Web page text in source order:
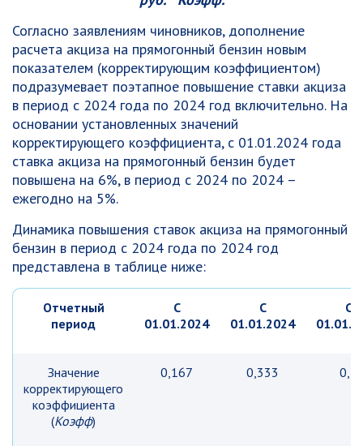
Согласно заявлениям чиновников, дополнение
расчета акциза на прямогонный бензин новым
показателем (корректирующим коэффициентом)
подразумевает поэтапное повышение ставки акциза
в период с 2024 года по 2024 год включительно. На
основании установленных значений
корректирующего коэффициента, с 01.01.2024 года
ставка акциза на прямогонный бензин будет
повышена на 6%, в период с 2024 по 2024 –
ежегодно на 5%.
Динамика повышения ставок акциза на прямогонный
бензин в период с 2024 года по 2024 год
представлена в таблице ниже:
Отчетный
период
С
01.01.2024
С
01.01.2024
С
Значение
корректирующего
коэффициента
(Коэфф)
0,167 0,333 0,5